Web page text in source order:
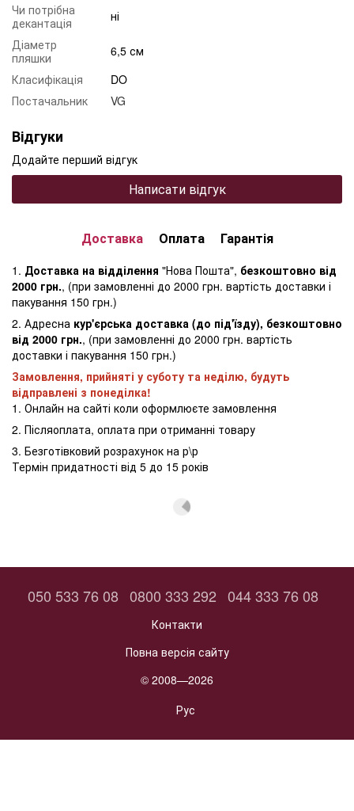
Чи потрібна
декантація
ні
Діаметр
пляшки
6,5 см
Класифікація
DO
Постачальник
VG
Відгуки
Додайте перший відгук
Написати відгук
Доставка Оплата Гарантія
1. Доставка на відділення "Нова Пошта", безкоштовно від
2000 грн., (при замовленні до 2000 грн. вартість доставки і
пакування 150 грн.)
2. Адресна кур'єрська доставка (до під'їзду), безкоштовно
від 2000 грн., (при замовленні до 2000 грн. вартість
доставки і пакування 150 грн.)
Замовлення, прийняті у суботу та неділю, будуть
відправлені з понеділка!
1. Онлайн на сайті коли оформлюєте замовлення
2. Післяоплата, оплата при отриманні товару
3. Безготівковий розрахунок на р\р
Термін придатності від 5 до 15 років
050 533 76 08 0800 333 292 044 333 76 08
Контакти
Повна версія сайту
© 2008—2026
Рус